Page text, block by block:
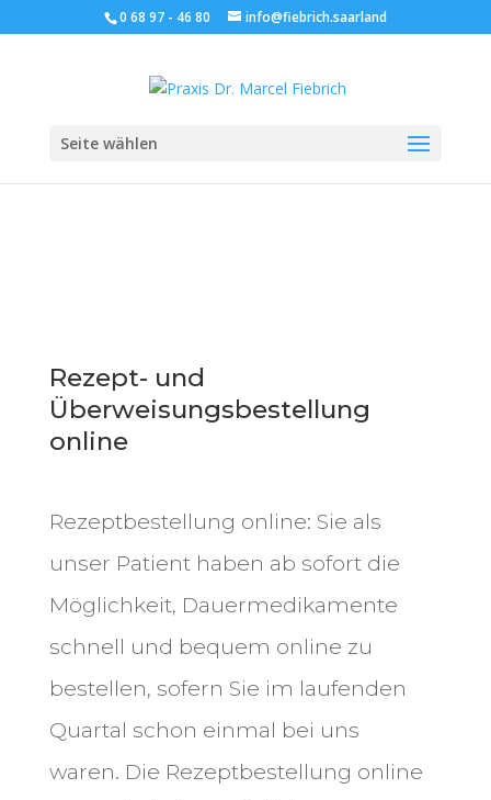
0 68 97 - 46 80 info@fiebrich.saarland
Seite wählen
Rezept- und
Überweisungsbestellung
online
Rezeptbestellung online: Sie als
unser Patient haben ab sofort die
Möglichkeit, Dauermedikamente
schnell und bequem online zu
bestellen, sofern Sie im laufenden
Quartal schon einmal bei uns
waren. Die Rezeptbestellung online